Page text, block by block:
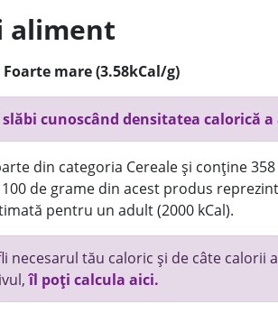
aliment
Foarte mare (3.58kCal/g)
cunoscând densitatea calorică
din categoria Cereale și conține
de grame din acest produs
pentru un adult (2000 kCal).
necesarul tău caloric și de câte calorii
îl poți calcula aici.